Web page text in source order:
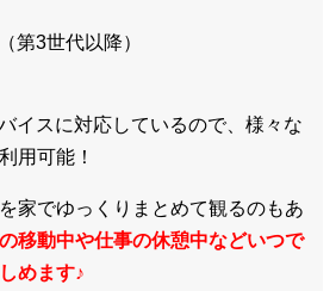
第3世代以降）
イスに対応しているので、 様々な
用可能！
家でゆっくりまとめて観るのもあ
移動中や仕事の休憩中などいつで
めます♪